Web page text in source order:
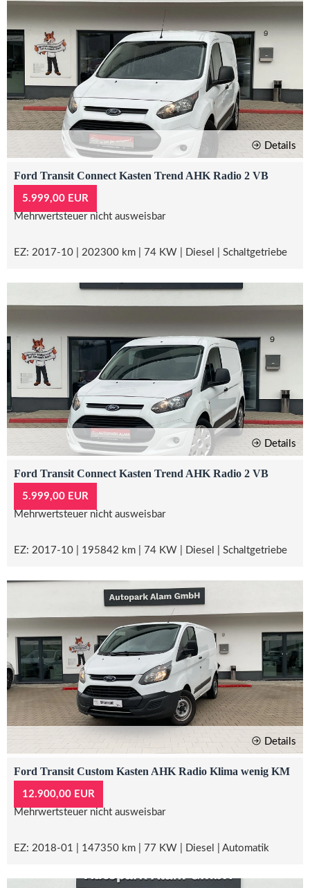
Details
Ford Transit Connect Kasten Trend AHK Radio 2 VB
5.999,00 EUR
Mehrwertsteuer nicht ausweisbar
EZ: 2017-10 | 202300 km | 74 KW | Diesel | Schaltgetriebe
Details
Ford Transit Connect Kasten Trend AHK Radio 2 VB
5.999,00 EUR
Mehrwertsteuer nicht ausweisbar
EZ: 2017-10 | 195842 km | 74 KW | Diesel | Schaltgetriebe
Details
Ford Transit Custom Kasten AHK Radio Klima wenig KM
12.900,00 EUR
Mehrwertsteuer nicht ausweisbar
EZ: 2018-01 | 147350 km | 77 KW | Diesel | Automatik